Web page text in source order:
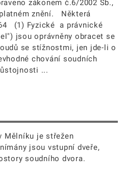
zákonem č.6/2002 Sb.,
znění. Některá
(1) Fyzické a právnické
jsou oprávněny obracet se
se stížnostmi, jen jde-li o
chování soudních
...
Mělníku je střežen
jsou vstupní dveře,
soudního dvora.